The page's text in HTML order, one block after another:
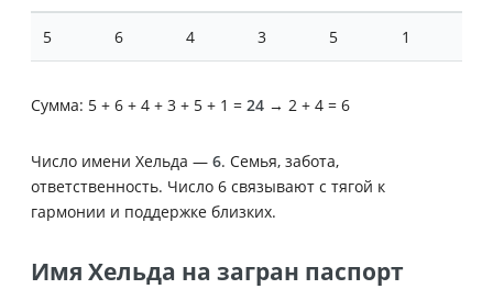
5 6 4 3 5 1
Сумма: 5 + 6 + 4 + 3 + 5 + 1 = 24 → 2 + 4 = 6
Число имени Хельда — 6. Семья, забота,
ответственность. Число 6 связывают с тягой к
гармонии и поддержке близких.
Имя Хельда на загран паспорт